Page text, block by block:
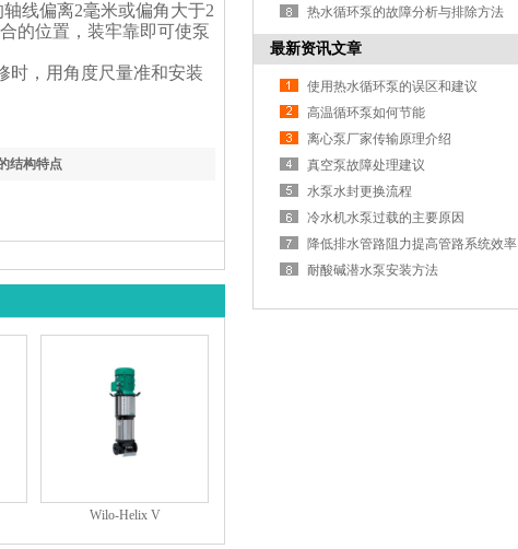
线偏离2毫米或偏角大于2
的位置，装牢靠即可使泵
，用角度尺量准和安装
结构特点
Wilo-Helix V
热水循环泵的故障分析与排除方法
最新资讯文章
使用热水循环泵的误区和建议
高温循环泵如何节能
离心泵厂家传输原理介绍
真空泵故障处理建议
水泵水封更换流程
冷水机水泵过载的主要原因
降低排水管路阻力提高管路系统效率
耐酸碱潜水泵安装方法